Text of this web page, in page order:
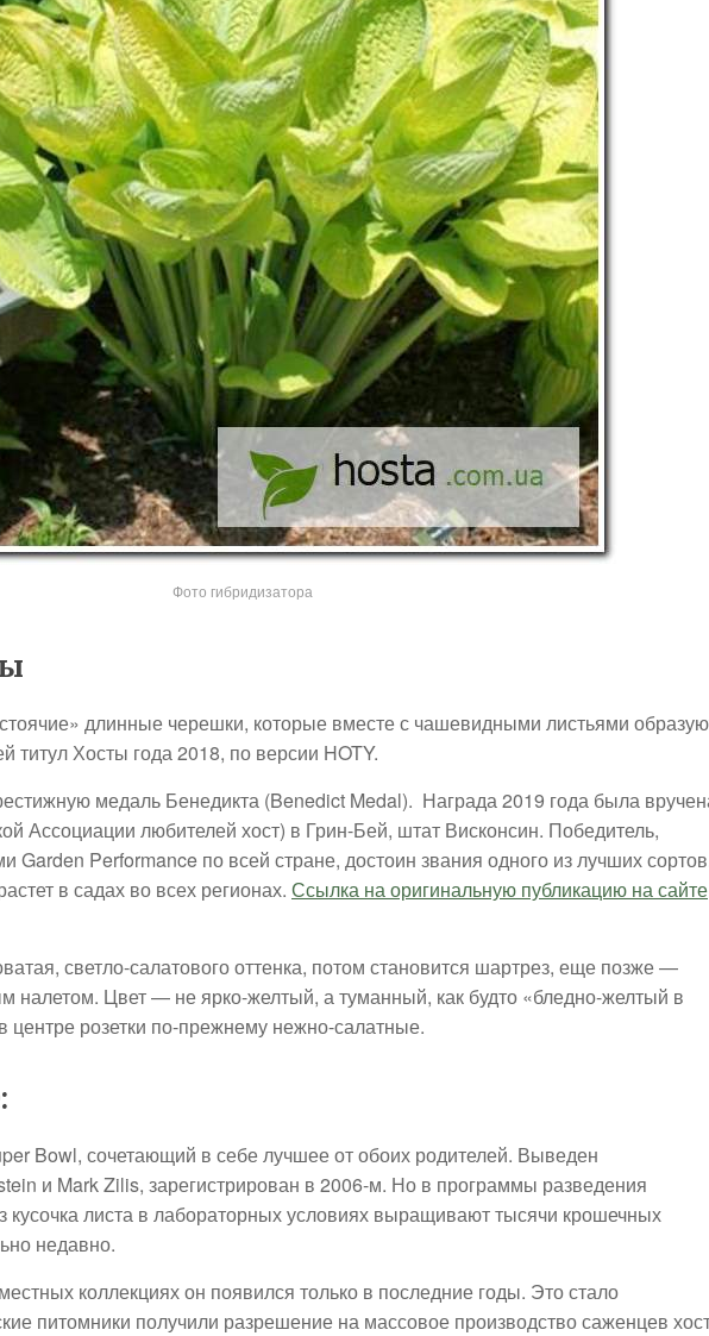
Фото гибридизатора
длинные черешки, которые вместе с чашевидными листьями
титул Хосты года 2018, по версии HOTY.
медаль Бенедикта (Benedict Medal). Награда 2019 года была
Ассоциации любителей хост) в Грин-Бей, штат Висконсин. Победитель,
Garden Performance по всей стране, достоин звания одного из лучших
в садах во всех регионах. Ссылка на оригинальную публикацию на сайте
светло-салатового оттенка, потом становится шартрез, еще позже —
налетом. Цвет — не ярко-желтый, а туманный, как будто «бледно-желтый в
розетки по-прежнему нежно-салатные.
Bowl, сочетающий в себе лучшее от обоих родителей. Выведен
и Mark Zilis, зарегистрирован в 2006-м. Но в программы разведения
кусочка листа в лабораторных условиях выращивают тысячи крошечных
недавно.
коллекциях он появился только в последние годы. Это стало
питомники получили разрешение на массовое производство саженцев